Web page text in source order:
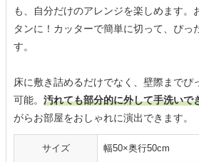
も、自分だけのアレンジを楽しめます。
タンに！カッターで簡単に切って、ぴっ
す。
床に敷き詰めるだけでなく、壁際までぴ
可能。 汚れても部分的に外して手洗いで
がらお部屋をおしゃれに演出できます。
サイズ 幅50×奥行50cm